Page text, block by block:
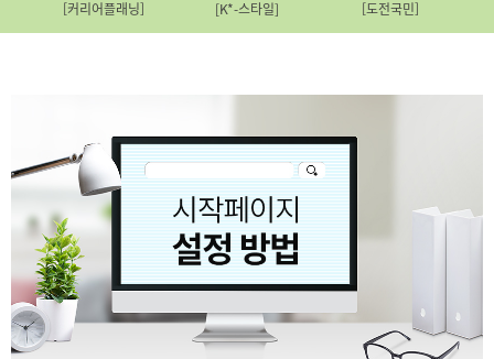
[커리어플래닝] [K*-스타일] [도전국민]